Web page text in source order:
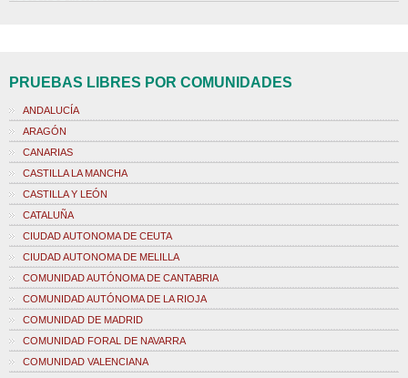
PRUEBAS LIBRES POR COMUNIDADES
ANDALUCÍA
ARAGÓN
CANARIAS
CASTILLA LA MANCHA
CASTILLA Y LEÓN
CATALUÑA
CIUDAD AUTONOMA DE CEUTA
CIUDAD AUTONOMA DE MELILLA
COMUNIDAD AUTÓNOMA DE CANTABRIA
COMUNIDAD AUTÓNOMA DE LA RIOJA
COMUNIDAD DE MADRID
COMUNIDAD FORAL DE NAVARRA
COMUNIDAD VALENCIANA